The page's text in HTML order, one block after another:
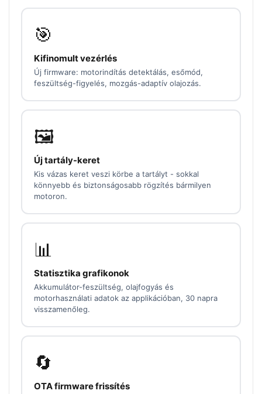
🎯
Kifinomult vezérlés
Új firmware: motorindítás detektálás, esőmód,
feszültség-figyelés, mozgás-adaptív olajozás.
🖼️
Új tartály-keret
Kis vázas keret veszi körbe a tartályt - sokkal
könnyebb és biztonságosabb rögzítés bármilyen
motoron.
📊
Statisztika grafikonok
Akkumulátor-feszültség, olajfogyás és
motorhasználati adatok az applikációban, 30 napra
visszamenőleg.
🔄
OTA firmware frissítés